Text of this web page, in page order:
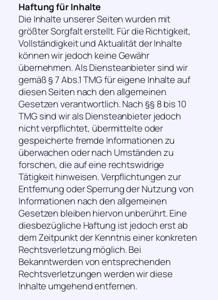
Haftung für Inhalte
Die Inhalte unserer Seiten wurden mit
größter Sorgfalt erstellt. Für die Richtigkeit,
Vollständigkeit und Aktualität der Inhalte
können wir jedoch keine Gewähr
übernehmen. Als Diensteanbieter sind wir
gemäß § 7 Abs.1 TMG für eigene Inhalte auf
diesen Seiten nach den allgemeinen
Gesetzen verantwortlich. Nach §§ 8 bis 10
TMG sind wir als Diensteanbieter jedoch
nicht verpflichtet, übermittelte oder
gespeicherte fremde Informationen zu
überwachen oder nach Umständen zu
forschen, die auf eine rechtswidrige
Tätigkeit hinweisen. Verpflichtungen zur
Entfernung oder Sperrung der Nutzung von
Informationen nach den allgemeinen
Gesetzen bleiben hiervon unberührt. Eine
diesbezügliche Haftung ist jedoch erst ab
dem Zeitpunkt der Kenntnis einer konkreten
Rechtsverletzung möglich. Bei
Bekanntwerden von entsprechenden
Rechtsverletzungen werden wir diese
Inhalte umgehend entfernen.